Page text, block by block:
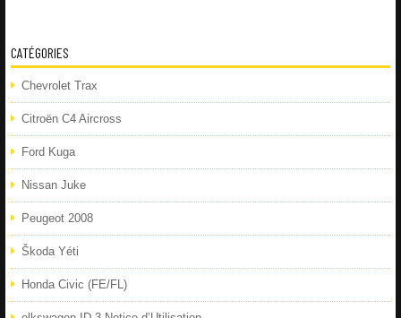
CATÉGORIES
Chevrolet Trax
Citroën C4 Aircross
Ford Kuga
Nissan Juke
Peugeot 2008
Škoda Yéti
Honda Civic (FE/FL)